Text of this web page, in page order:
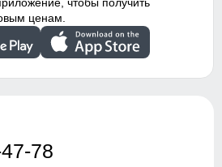
ценам.
78